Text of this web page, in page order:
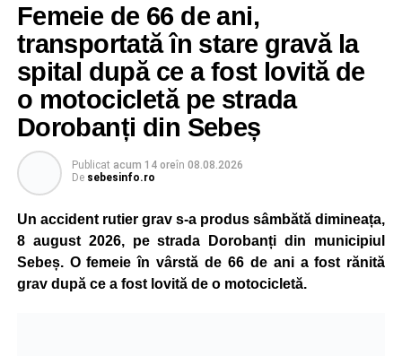
Femeie de 66 de ani,
transportată în stare gravă la
spital după ce a fost lovită de
o motocicletă pe strada
Dorobanți din Sebeș
Publicat acum 14 oreîn 08.08.2026
De sebesinfo.ro
Un accident rutier grav s-a produs sâmbătă dimineața,
8 august 2026, pe strada Dorobanți din municipiul
Sebeș. O femeie în vârstă de 66 de ani a fost rănită
grav după ce a fost lovită de o motocicletă.